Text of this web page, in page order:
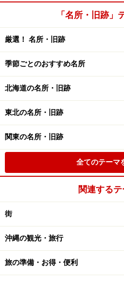
「名所・旧跡」
厳選！ 名所・旧跡
季節ごとのおすすめ名所
北海道の名所・旧跡
東北の名所・旧跡
関東の名所・旧跡
全てのテーマ
関連するテ
街
沖縄の観光・旅行
旅の準備・お得・便利